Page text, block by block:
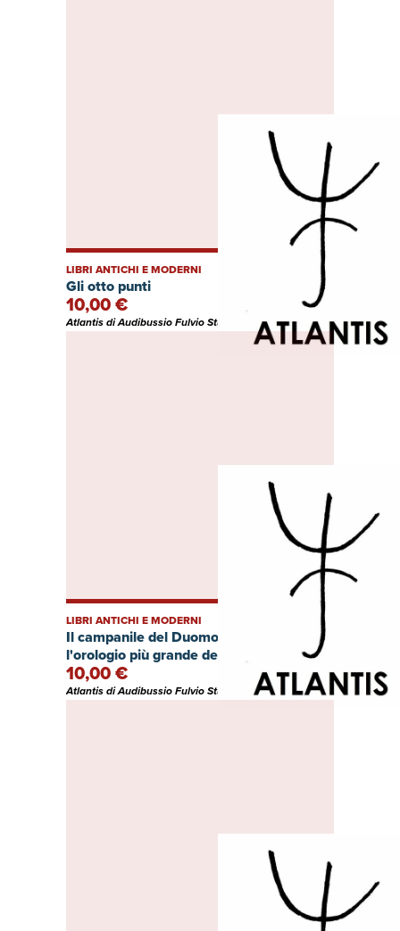
Gli otto punti
LIBRI ANTICHI E MODERNI
10,00 €
Atlantis di Audibussio Fulvio Studio bibliografico (Italia)
Il campanile del Duomo di Mesina con
l'orologio più grande del mondo
LIBRI ANTICHI E MODERNI
10,00 €
Atlantis di Audibussio Fulvio Studio bibliografico (Italia)